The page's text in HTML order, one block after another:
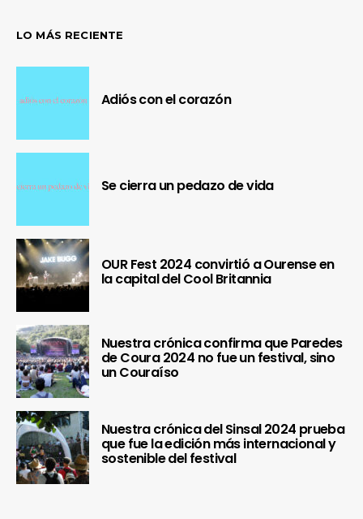
LO MÁS RECIENTE
Adiós con el corazón
Se cierra un pedazo de vida
OUR Fest 2024 convirtió a Ourense en
la capital del Cool Britannia
Nuestra crónica confirma que Paredes
de Coura 2024 no fue un festival, sino
un Couraíso
Nuestra crónica del Sinsal 2024 prueba
que fue la edición más internacional y
sostenible del festival